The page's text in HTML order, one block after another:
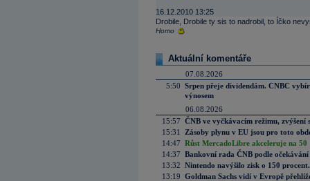
16.12.2010 13:25
Drobile, Drobile ty sis to nadrobil, to Íčko
Homo
Aktuální komentáře
07.08.2026
5:50 Srpen přeje dividendám. CNBC
výnosem
06.08.2026
15:57 ČNB ve vyčkávacím režimu, zvýšení
15:31
Zásoby plynu v EU jsou pro toto
14:47 Růst MercadoLibre akceleruje na
14:37 Bankovní rada ČNB podle
13:32 Nintendo navýšilo zisk o 150
13:19 Goldman Sachs vidí v Evropě